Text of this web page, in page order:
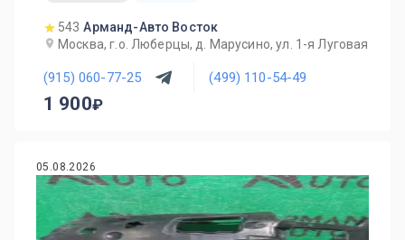
543 Арманд-Авто Восток
Москва, г.о. Люберцы, д. Марусино, ул. 1-я Луговая
(915) 060-77-25 (499) 110-54-49
1 900
05.08.2026